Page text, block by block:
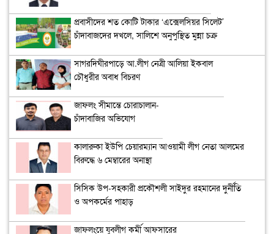
প্রবাসীদের শত কোটি টাকার ‘এক্সেলসিয়র সিলেট’
চাঁদাবাজদের দখলে, সালিশে অনুপুস্থিত মুন্না চক্র
সাগরদিঘীরপাড়ে আ.লীগ নেত্রী আলিয়া ইকবাল
চৌধুরীর অবাধ বিচরণ
জাফলং সীমান্তে চোরাচালান-
চাঁদাবাজির অভিযোগ
কালারুকা ইউপি চেয়ারম্যান আওয়ামী লীগ নেতা আলমের
বিরুদ্ধে ৬ মেম্বারের অনাস্থা
সিসিক উপ-সহকারী প্রকৌশলী সাইদুর রহমানের দুর্নীতি
ও অপকর্মের পাহাড়
জাফলংয়ে যুবলীগ কর্মী আফসারের